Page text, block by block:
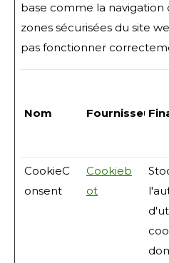
base comme la navigation
zones sécurisées du site
pas fonctionner
Nom Fournisseur
CookieC
onsent
Cookieb
ot